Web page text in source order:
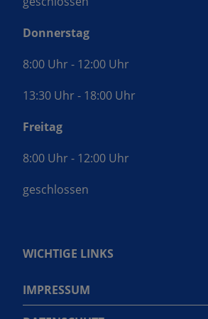
Donnerstag
8:00 Uhr - 12:00 Uhr
13:30 Uhr - 18:00 Uhr
Freitag
8:00 Uhr - 12:00 Uhr
geschlossen
WICHTIGE LINKS
IMPRESSUM